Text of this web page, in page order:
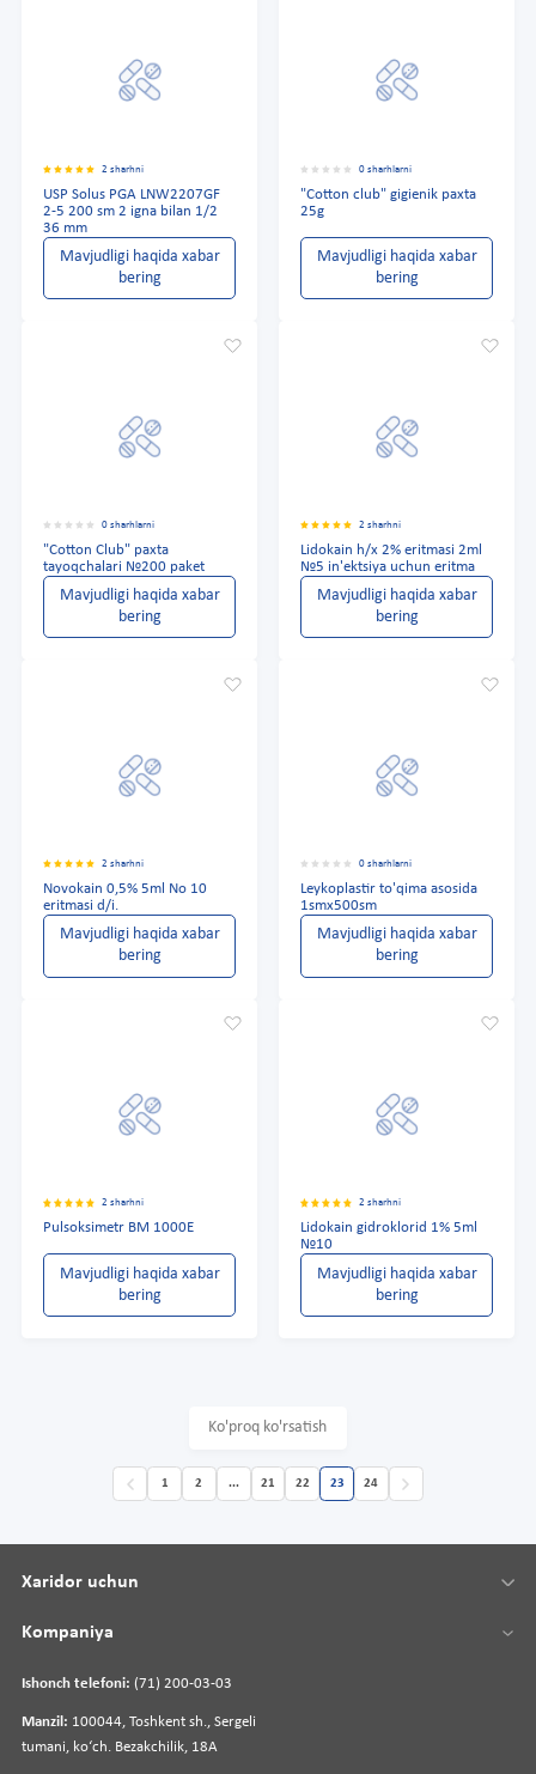
2 sharhni
USP Solus PGA LNW2207GF
2-5 200 sm 2 igna bilan 1/2
36 mm
Mavjudligi haqida xabar
bering
0 sharhlarni
"Cotton club" gigienik paxta
25g
Mavjudligi haqida xabar
bering
0 sharhlarni
"Cotton Club" paxta
tayoqchalari №200 paket
Mavjudligi haqida xabar
bering
2 sharhni
Lidokain h/x 2% eritmasi 2ml
№5 in'ektsiya uchun eritma
Mavjudligi haqida xabar
bering
2 sharhni
Novokain 0,5% 5ml No 10
eritmasi d/i.
Mavjudligi haqida xabar
bering
0 sharhlarni
Leykoplastir to'qima asosida
1smx500sm
Mavjudligi haqida xabar
bering
2 sharhni
Pulsoksimetr BM 1000E
Mavjudligi haqida xabar
bering
2 sharhni
Lidokain gidroklorid 1% 5ml
№10
Mavjudligi haqida xabar
bering
Ko'proq ko'rsatish
1 2 ... 21 22 23 24
Ishonch telefoni: (71) 200-03-03
Manzil: 100044, Toshkent sh., Sergeli
tumani, koʻch. Bezakchilik, 18A
Xaridor uchun
Kompaniya